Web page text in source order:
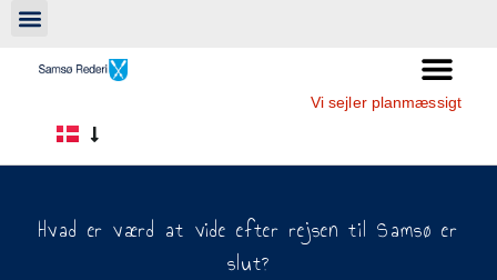
Vi sejler planmæssigt
Hvad er værd at vide efter rejsen til Samsø er
slut?